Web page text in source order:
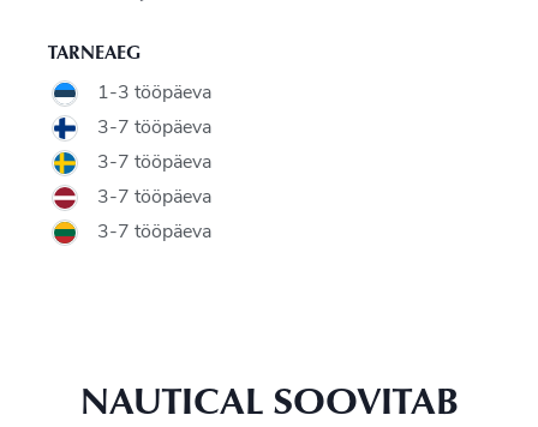
TARNEAEG
1-3 tööpäeva
3-7 tööpäeva
3-7 tööpäeva
3-7 tööpäeva
3-7 tööpäeva
NAUTICAL SOOVITAB